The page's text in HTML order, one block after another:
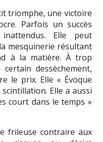
triomphe, une victoire
Parfois un succès
Elle peut
mesquinerie résultant
à la matière. À trop
dessèchement,
le prix. Elle « Évoque
Elle a aussi
court dans le temps »
frileuse contraire aux